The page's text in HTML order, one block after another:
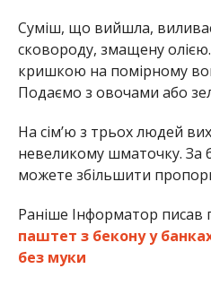
Суміш, що вийшла,
сковороду, змащену
кришкою на помірному
Подаємо з овочами або
На сім’ю з трьох людей
невеликому шматочку. За
можете збільшити
Раніше Інформатор писав
паштет з бекону у
без муки